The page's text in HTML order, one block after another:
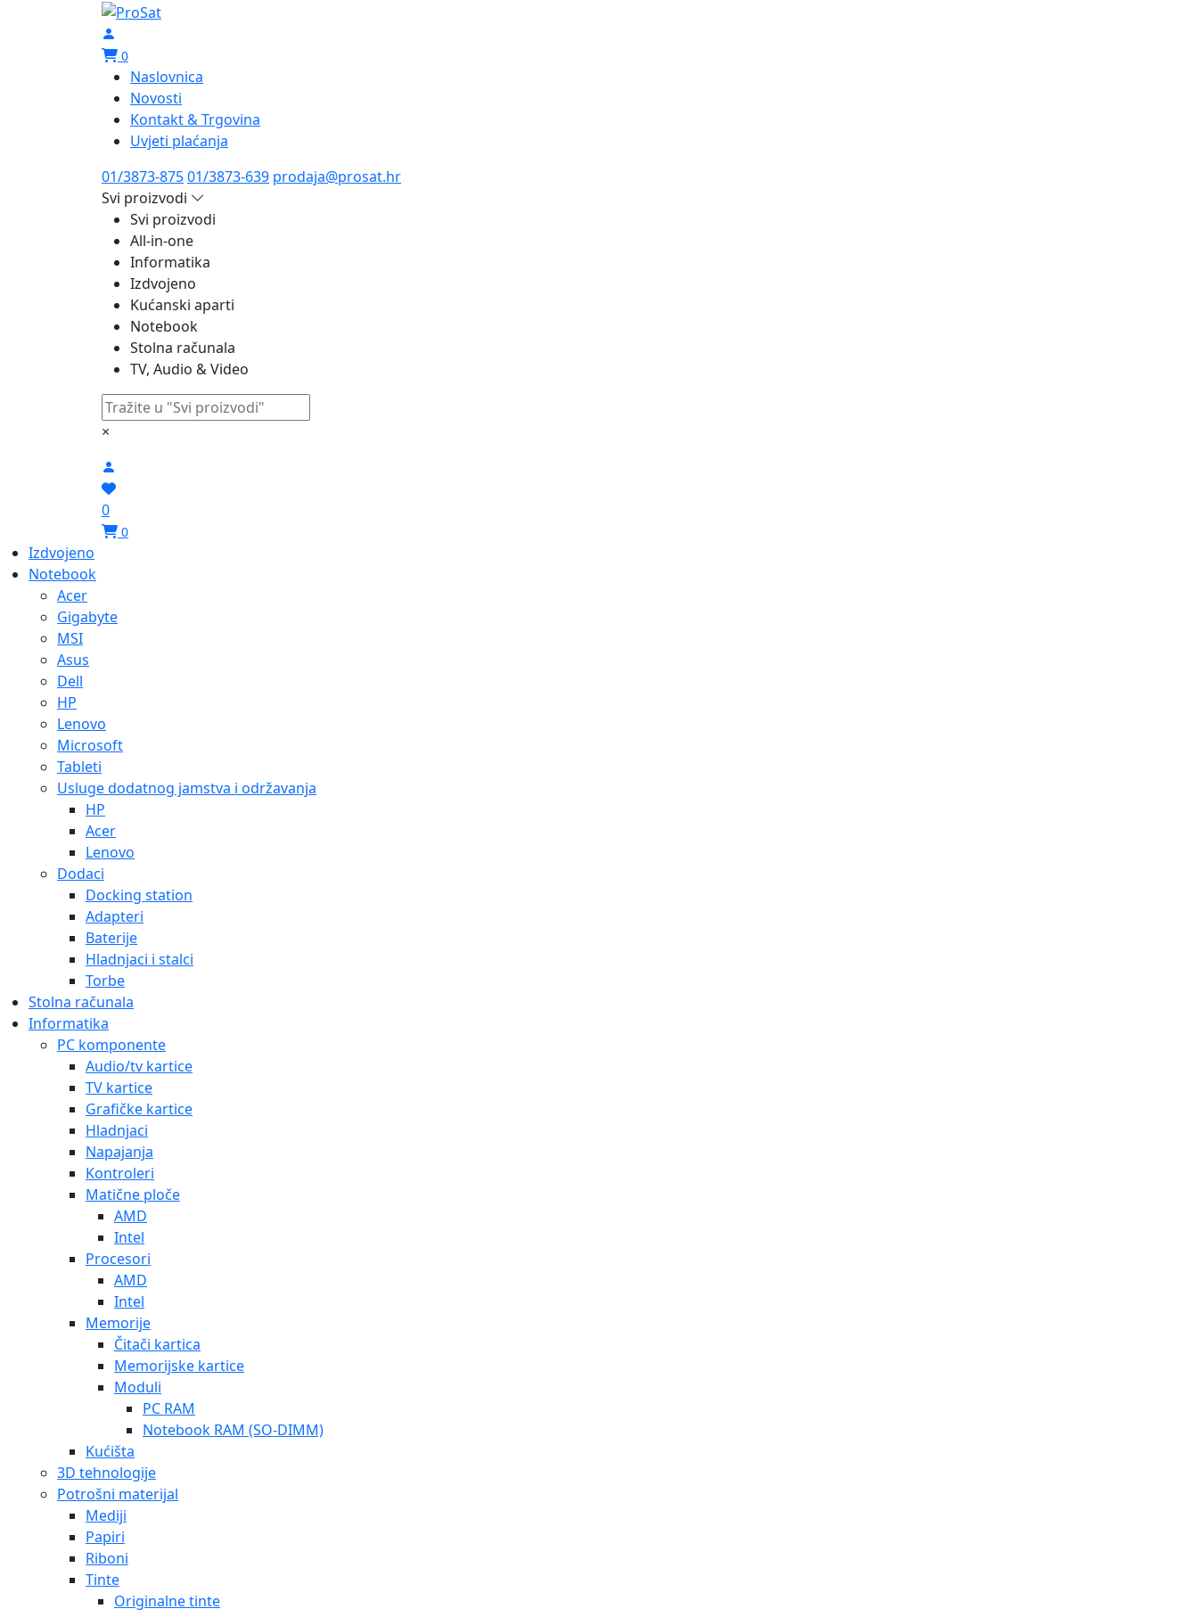
0
Naslovnica
Novosti
Kontakt & Trgovina
Uvjeti plaćanja
01/3873-87501/3873-639 prodaja@prosat.hr
Svi proizvodi
Svi proizvodi
All-in-one
Informatika
Izdvojeno
Kućanski aparti
Notebook
Stolna računala
TV, Audio & Video
×
0
0
Izdvojeno
Notebook
Acer
Gigabyte
MSI
Asus
Dell
HP
Lenovo
Microsoft
Tableti
Usluge dodatnog jamstva i održavanja
HP
Acer
Lenovo
Dodaci
Docking station
Adapteri
Baterije
Hladnjaci i stalci
Torbe
Stolna računala
Informatika
PC komponente
Audio/tv kartice
TV kartice
Grafičke kartice
Hladnjaci
Napajanja
Kontroleri
Matične ploče
AMD
Intel
Procesori
AMD
Intel
Memorije
Čitači kartica
Memorijske kartice
Moduli
PC RAM
Notebook RAM (SO-DIMM)
Kućišta
3D tehnologije
Potrošni materijal
Mediji
Papiri
Riboni
Tinte
Originalne tinte